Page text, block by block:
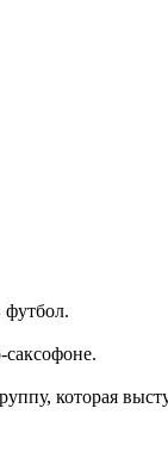
футбол.
саксофоне.
которая